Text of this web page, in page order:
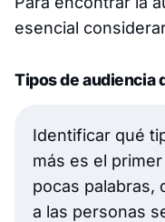
esencial
Tipos de audiencia
Identificar qué
más es el
pocas palabras,
a las personas